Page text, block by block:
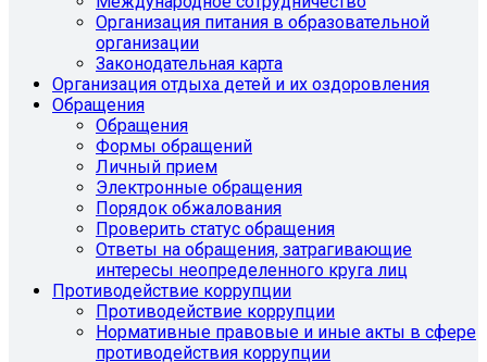
Организация питания в образовательной
организации
Законодательная карта
Организация отдыха детей и их оздоровления
Обращения
Обращения
Формы обращений
Личный прием
Электронные обращения
Порядок обжалования
Проверить статус обращения
Ответы на обращения, затрагивающие
интересы неопределенного круга лиц
Противодействие коррупции
Противодействие коррупции
Нормативные правовые и иные акты в сфере
противодействия коррупции